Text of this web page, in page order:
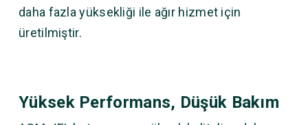
daha fazla yüksekliği ile ağır hizmet için
üretilmiştir.
Yüksek Performans, Düşük Bakım